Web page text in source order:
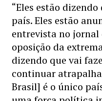
“Eles estão
país. Eles estão
entrevista no
oposição da
dizendo que vai
continuar
Brasil] é o único